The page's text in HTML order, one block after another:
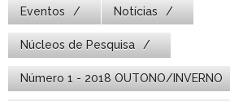
Eventos Notícias
Núcleos de Pesquisa
Número 1 - 2018 OUTONO/INVERNO